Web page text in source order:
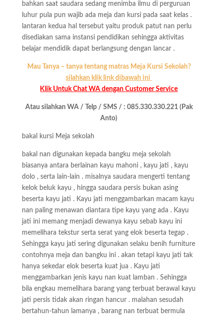
bahkan saat saudara sedang menimba ilmu di perguruan
luhur pula pun wajib ada meja dan kursi pada saat kelas .
lantaran kedua hal tersebut yaitu produk patut nan perlu
disediakan sama instansi pendidikan sehingga aktivitas
belajar mendidik dapat berlangsung dengan lancar .
Mau Tanya – tanya tentang matras Meja Kursi Sekolah?
silahkan klik link dibawah ini
Klik Untuk Chat WA dengan Customer Service
Atau silahkan WA / Telp / SMS / : 085.330.330.221 (Pak
Anto)
bakal kursi Meja sekolah
bakal nan digunakan kepada bangku meja sekolah
biasanya antara berlainan kayu mahoni , kayu jati , kayu
dolo , serta lain-lain . misalnya saudara mengerti tentang
kelok beluk kayu , hingga saudara persis bukan asing
beserta kayu jati . Kayu jati menggambarkan macam kayu
nan paling menawan diantara tipe kayu yang ada . Kayu
jati ini memang menjadi dewanya kayu sebab kayu ini
memelihara tekstur serta serat yang elok beserta tegap .
Sehingga kayu jati sering digunakan selaku benih furniture
contohnya meja dan bangku ini . akan tetapi kayu jati tak
hanya sekedar elok beserta kuat jua . Kayu jati
menggambarkan jenis kayu nan kuat lamban . Sehingga
bila engkau memelihara barang yang terbuat berawal kayu
jati persis tidak akan ringan hancur . malahan sesudah
bertahun-tahun lamanya , barang nan terbuat bermula